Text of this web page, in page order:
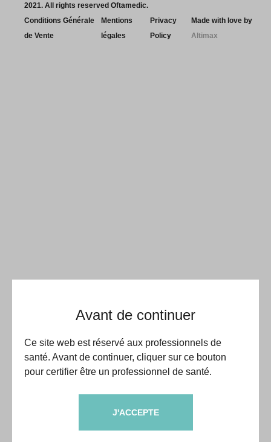
Avant de continuer
Ce site web est réservé aux professionnels de
santé. Avant de continuer, cliquer sur ce bouton
pour certifier être un professionnel de santé.
J'ACCEPTE
2021. All rights reserved Oftamedic.
Conditions Générale
de Vente
Mentions
légales
Privacy
Policy
Made with love by
Altimax